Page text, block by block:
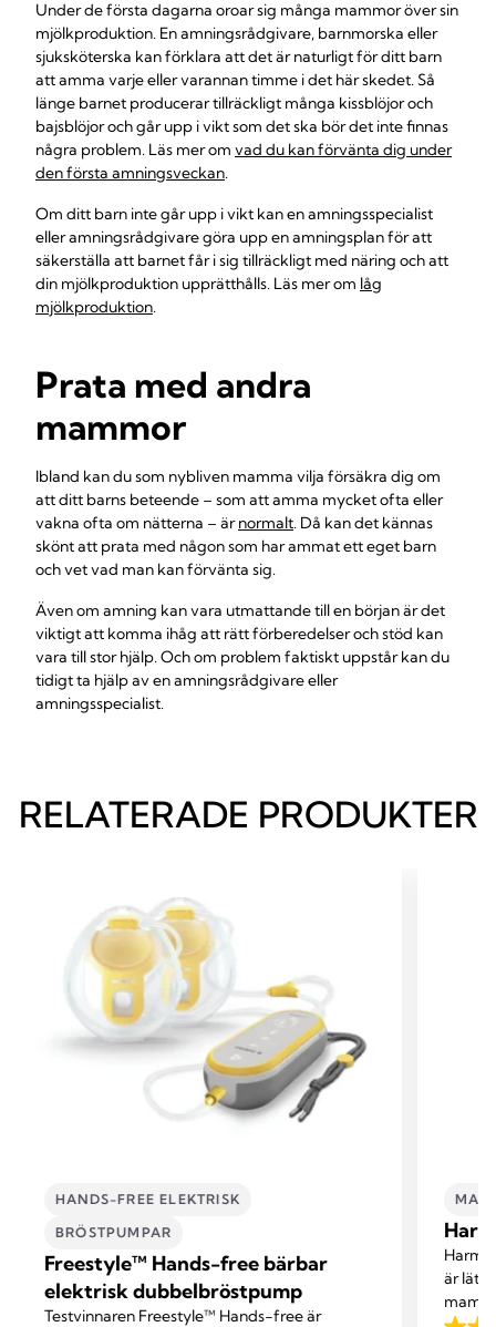
Under de första dagarna oroar sig många mammor över sin
mjölkproduktion. En amningsrådgivare, barnmorska eller
sjuksköterska kan förklara att det är naturligt för ditt barn
att amma varje eller varannan timme i det här skedet. Så
länge barnet producerar tillräckligt många kissblöjor och
bajsblöjor och går upp i vikt som det ska bör det inte finnas
några problem. Läs mer om vad du kan förvänta dig under
den första amningsveckan.
Om ditt barn inte går upp i vikt kan en amningsspecialist
eller amningsrådgivare göra upp en amningsplan för att
säkerställa att barnet får i sig tillräckligt med näring och att
din mjölkproduktion upprätthålls. Läs mer om låg
mjölkproduktion.
Prata med andra
mammor
Ibland kan du som nybliven mamma vilja försäkra dig om
att ditt barns beteende – som att amma mycket ofta eller
vakna ofta om nätterna – ärnormalt. Då kan det kännas
skönt att prata med någon som har ammat ett eget barn
och vet vad man kan förvänta sig.
Även om amning kan vara utmattande till en början är det
viktigt att komma ihåg att rätt förberedelser och stöd kan
vara till stor hjälp. Och om problem faktiskt uppstår kan du
tidigt ta hjälp av en amningsrådgivare eller
amningsspecialist.
RELATERADE PRODUKTER
HANDS-FREE ELEKTRISK
BRÖSTPUMPAR
Freestyle™ Hands-free bärbar
elektrisk dubbelbröstpump
Testvinnaren Freestyle™ Hands-free är
är lätt